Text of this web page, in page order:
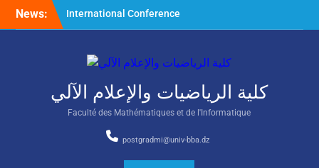
SkipNews:
International Conference
on Nonlinear Mathematical
كلية الرياضيات والإعلام الآلي
Faculté des Mathématiques et de l'Informatique
postgradmi@univ-bba.dz